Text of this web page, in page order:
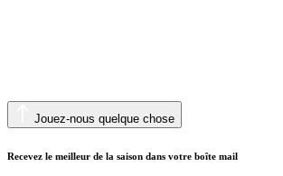
Jouez-nous quelque chose
Recevez le meilleur de la saison dans votre boîte mail